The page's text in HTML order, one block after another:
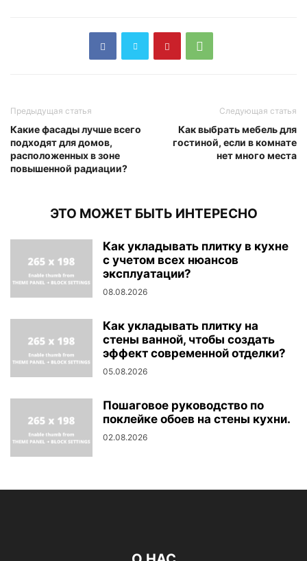
Предыдущая статья
Какие фасады лучше всего
подходят для домов,
расположенных в зоне
повышенной радиации?
Следующая статья
Как выбрать мебель для
гостиной, если в комнате
нет много места
ЭТО МОЖЕТ БЫТЬ ИНТЕРЕСНО
Как укладывать плитку в кухне
с учетом всех нюансов
эксплуатации?
08.08.2026
Как укладывать плитку на
стены ванной, чтобы создать
эффект современной отделки?
05.08.2026
Пошаговое руководство по
поклейке обоев на стены кухни.
02.08.2026